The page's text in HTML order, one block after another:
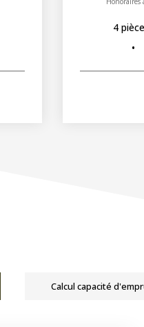
4
Calcul capacité